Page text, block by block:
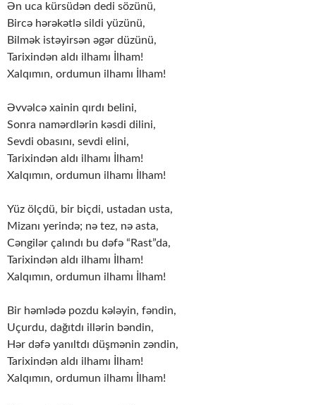
Ən uca kürsüdən dedi sözünü,
Bircə hərəkətlə sildi yüzünü,
Bilmək istəyirsən əgər düzünü,
Tarixindən aldı ilhamı İlham!
Xalqımın, ordumun ilhamı İlham!
Əvvəlcə xainin qırdı belini,
Sonra namərdlərin kəsdi dilini,
Sevdi obasını, sevdi elini,
Tarixindən aldı ilhamı İlham!
Xalqımın, ordumun ilhamı İlham!
Yüz ölçdü, bir biçdi, ustadan usta,
Mizanı yerində; nə tez, nə asta,
Cəngilər çalındı bu dəfə “Rast”da,
Tarixindən aldı ilhamı İlham!
Xalqımın, ordumun ilhamı İlham!
Bir həmlədə pozdu kələyin, fəndin,
Uçurdu, dağıtdı illərin bəndin,
Hər dəfə yanıltdı düşmənin zəndin,
Tarixindən aldı ilhamı İlham!
Xalqımın, ordumun ilhamı İlham!